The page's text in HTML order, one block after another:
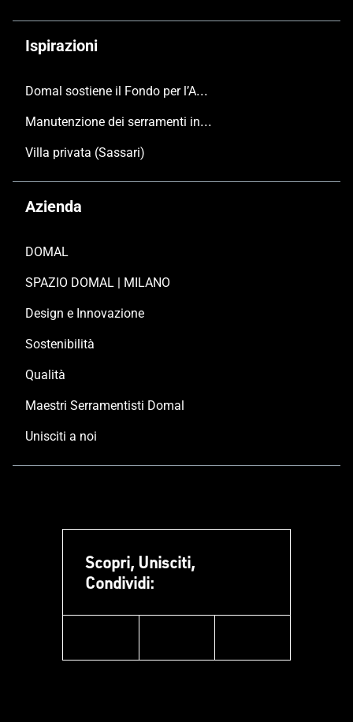
Ispirazioni
Domal sostiene il Fondo per l’Ambiente Italiano anche per le Giornate FAI di Primavera 2024
Manutenzione dei serramenti in alluminio
Villa privata (Sassari)
Azienda
DOMAL
SPAZIO DOMAL | MILANO
Design e Innovazione
Sostenibilità
Qualità
Maestri Serramentisti Domal
Unisciti a noi
Scopri, Unisciti,
Condividi: